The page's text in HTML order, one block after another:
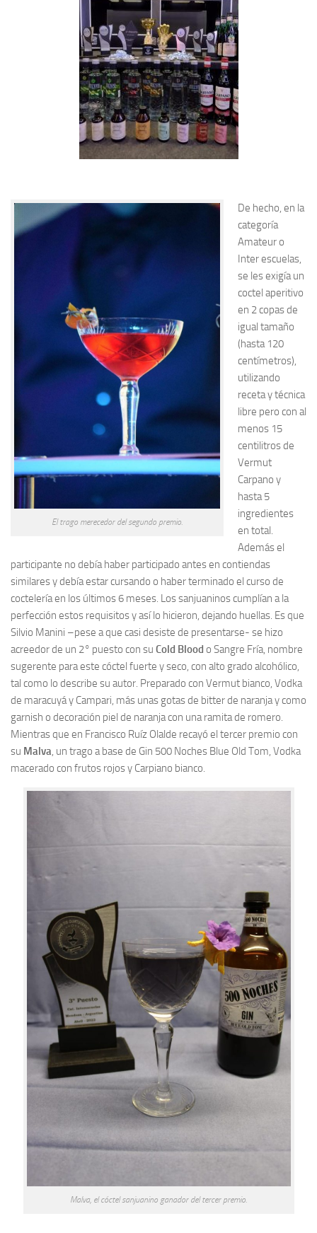
El trago merecedor del segundo premio.
De hecho, en la
categoría
Amateur o
Inter escuelas,
se les exigía un
coctel aperitivo
en 2 copas de
igual tamaño
(hasta 120
centímetros),
utilizando
receta y técnica
libre pero con al
menos 15
centilitros de
Vermut
Carpano y
hasta 5
ingredientes
en total.
Además el
participante no debía haber participado antes en contiendas
similares y debía estar cursando o haber terminado el curso de
coctelería en los últimos 6 meses. Los sanjuaninos cumplían a la
perfección estos requisitos y así lo hicieron, dejando huellas. Es que
Silvio Manini –pese a que casi desiste de presentarse- se hizo
acreedor de un 2° puesto con su Cold Blood o Sangre Fría, nombre
sugerente para este cóctel fuerte y seco, con alto grado alcohólico,
tal como lo describe su autor. Preparado con Vermut bianco, Vodka
de maracuyá y Campari, más unas gotas de bitter de naranja y como
garnish o decoración piel de naranja con una ramita de romero.
Mientras que en Francisco Ruíz Olalde recayó el tercer premio con
su Malva, un trago a base de Gin 500 Noches Blue Old Tom, Vodka
macerado con frutos rojos y Carpiano bianco.
Malva, el cóctel sanjuanino ganador del tercer premio.